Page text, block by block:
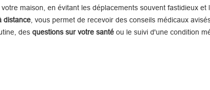
maison, en évitant les déplacements souvent fastidieux et
distance , vous permet de recevoir des conseils médicaux
des questions sur votre santé ou le suivi d'une condition